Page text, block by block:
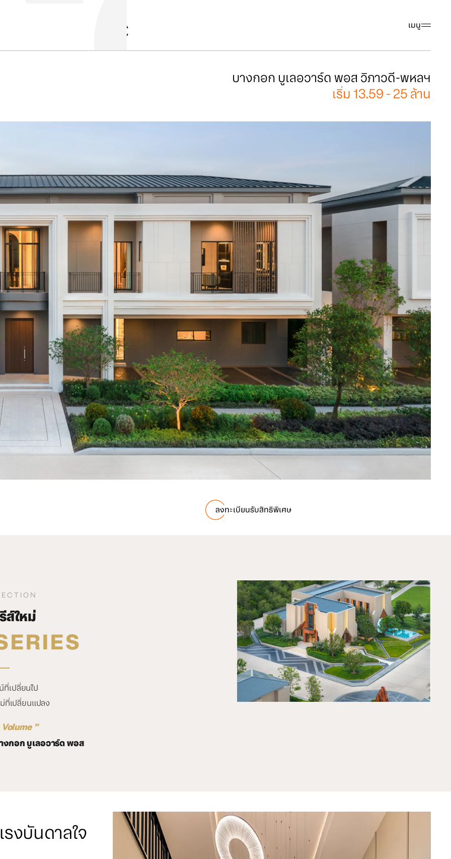
เมนู
บางกอก บูเลอวาร์ด พอส วิภาวดี-พหลฯ
เริ่ม 13.59 - 25 ล้าน
ลงทะเบียนรับสิทธิพิเศษ
ส์ใหม่
ที่เปลี่ยนไป
ที่เปลี่ยนแปลง
"
งกอก บูเลอวาร์ด พอส
งบันดาลใจ